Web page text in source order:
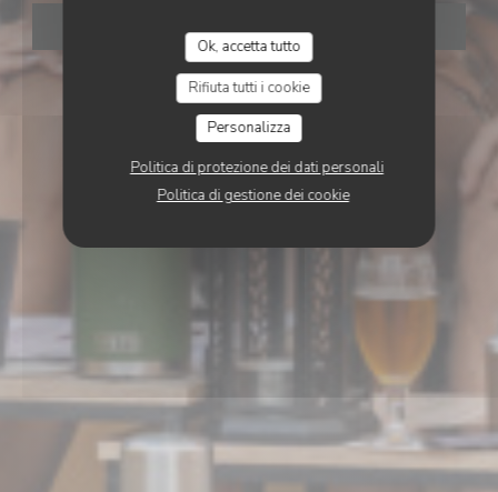
Ok, accetta tutto
Rifiuta tutti i cookie
Personalizza
Politica di protezione dei dati personali
Politica di gestione dei cookie